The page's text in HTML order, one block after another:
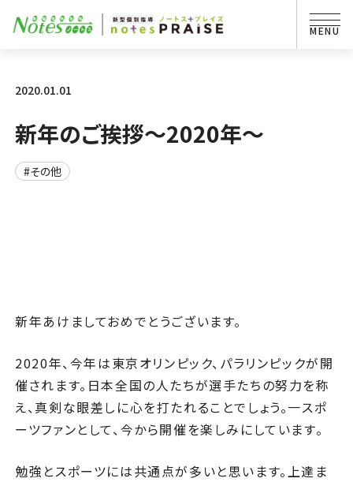
2020.01.01
新年のご挨拶～2020年～
#その他
新年あけましておめでとうございます。
2020年、今年は東京オリンピック、パラリンピックが開
催されます。日本全国の人たちが選手たちの努力を称
え、真剣な眼差しに心を打たれることでしょう。一スポ
ーツファンとして、今から開催を楽しみにしています。
勉強とスポーツには共通点が多いと思います。上達ま